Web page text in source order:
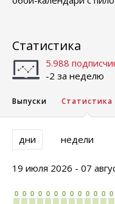
Статистика
5.988
-2 за неделю
Выпуски Статистика
дни недели
19 июля 2026 - 07
0 0 0 0 0 0 0 0 0 0 0 0 0